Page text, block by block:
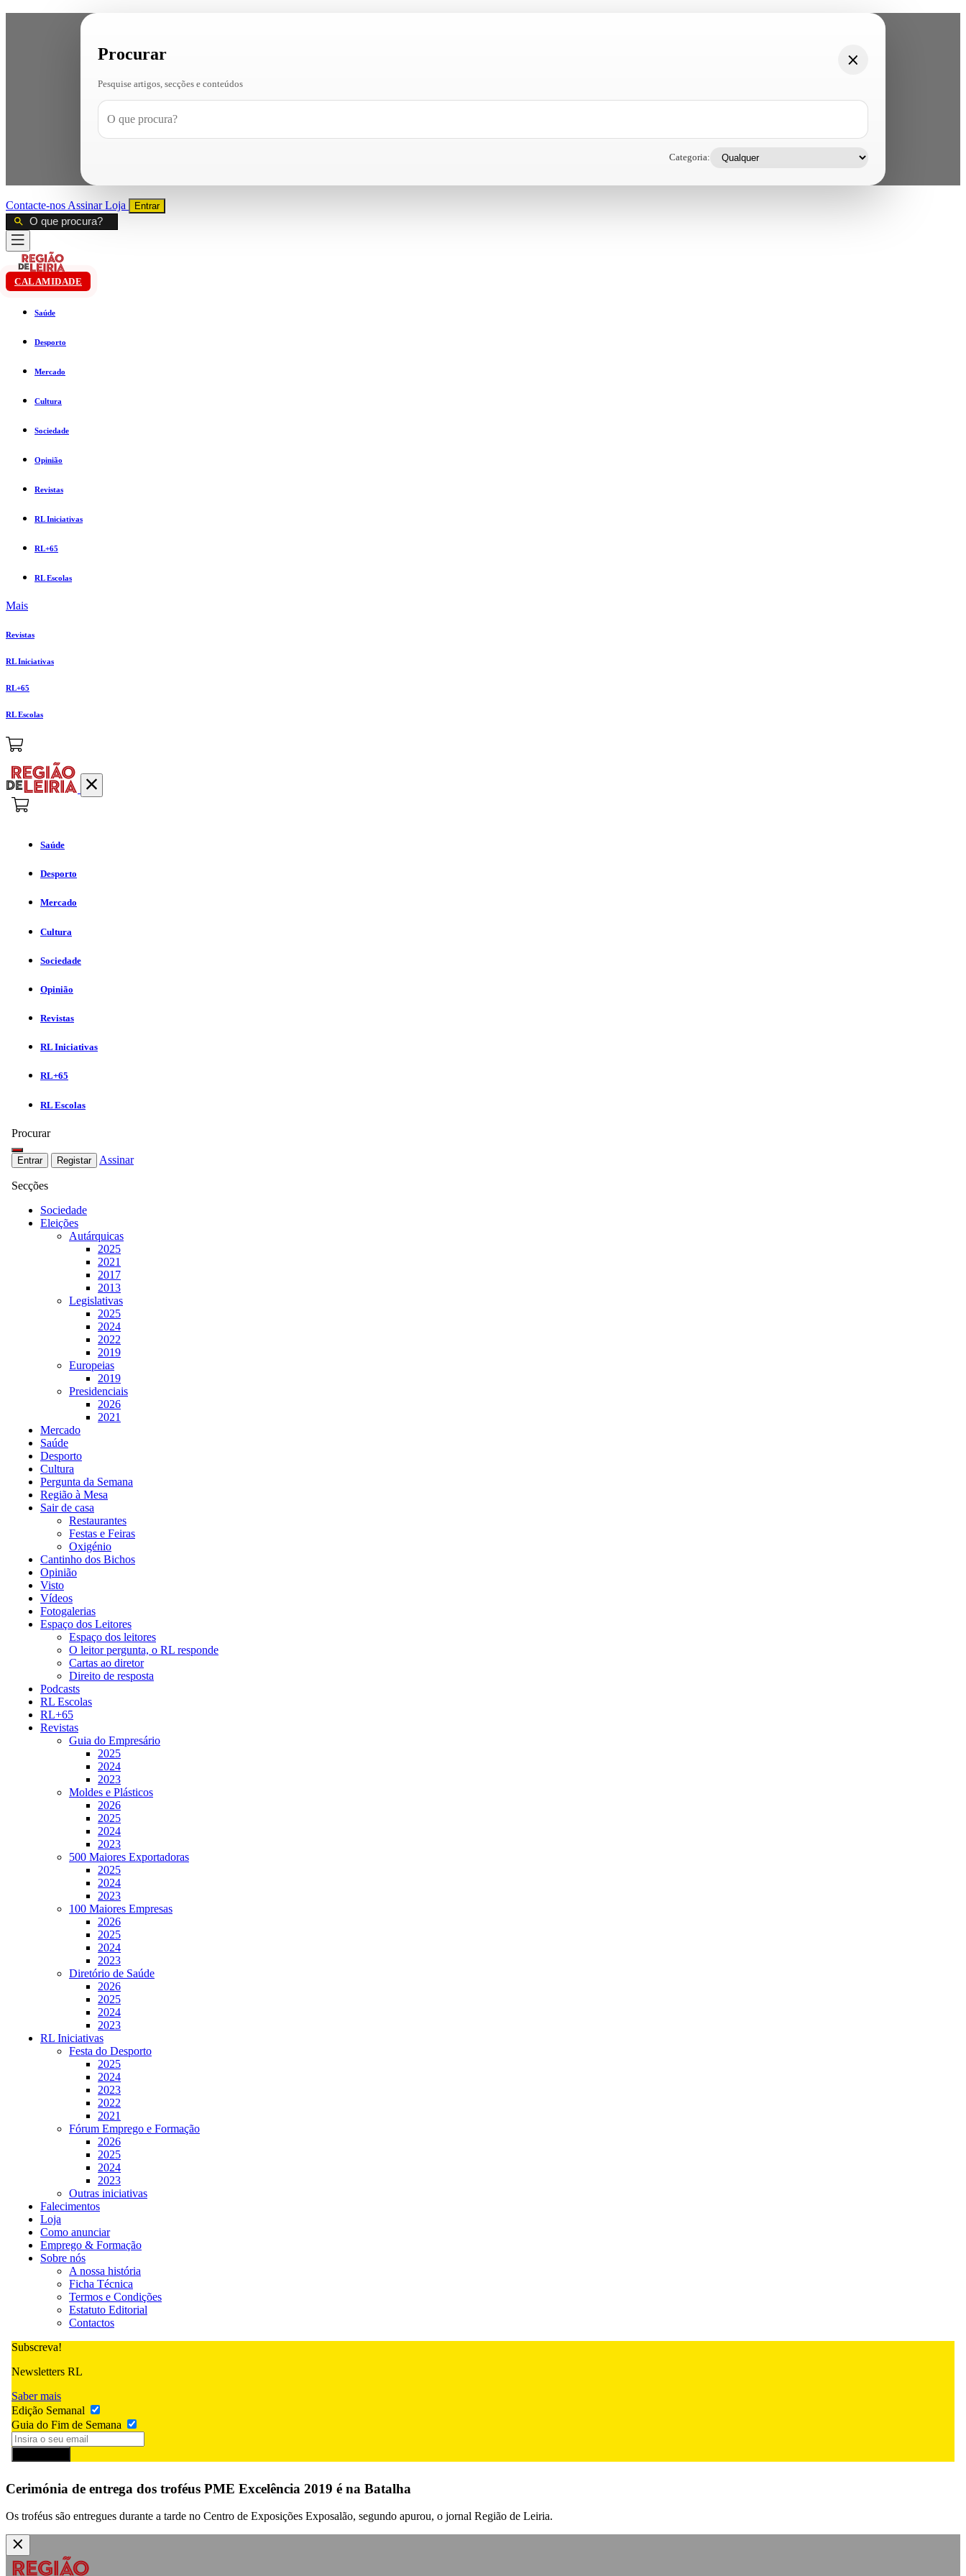
Procurar
Pesquise artigos, secções e conteúdos
Categoria:
Contacte-nos AssinarLoja Entrar
CALAMIDADE
Saúde
Desporto
Mercado
Cultura
Sociedade
Opinião
Revistas
RL Iniciativas
RL+65
RL Escolas
Mais
Revistas
RL Iniciativas
RL+65
RL Escolas
Saúde
Desporto
Mercado
Cultura
Sociedade
Opinião
Revistas
RL Iniciativas
RL+65
RL Escolas
Procurar
Entrar Registar Assinar
Secções
Sociedade
Eleições
Autárquicas
2025
2021
2017
2013
Legislativas
2025
2024
2022
2019
Europeias
2019
Presidenciais
2026
2021
Mercado
Saúde
Desporto
Cultura
Pergunta da Semana
Região à Mesa
Sair de casa
Restaurantes
Festas e Feiras
Oxigénio
Cantinho dos Bichos
Opinião
Visto
Vídeos
Fotogalerias
Espaço dos Leitores
Espaço dos leitores
O leitor pergunta, o RL responde
Cartas ao diretor
Direito de resposta
Podcasts
RL Escolas
RL+65
Revistas
Guia do Empresário
2025
2024
2023
Moldes e Plásticos
2026
2025
2024
2023
500 Maiores Exportadoras
2025
2024
2023
100 Maiores Empresas
2026
2025
2024
2023
Diretório de Saúde
2026
2025
2024
2023
RL Iniciativas
Festa do Desporto
2025
2024
2023
2022
2021
Fórum Emprego e Formação
2026
2025
2024
2023
Outras iniciativas
Falecimentos
Loja
Como anunciar
Emprego & Formação
Sobre nós
A nossa história
Ficha Técnica
Termos e Condições
Estatuto Editorial
Contactos
Subscreva!
Newsletters RL
Saber mais
Edição Semanal
Guia do Fim de Semana
Cerimónia de entrega dos troféus PME Excelência 2019 é na Batalha
Os troféus são entregues durante a tarde no Centro de Exposições Exposalão, segundo apurou, o jornal Região de Leiria.